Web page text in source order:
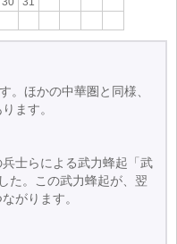
。ほかの中華圏と同様、
ます。
士らによる武力蜂起「武
た。この武力蜂起が、翌
がります。